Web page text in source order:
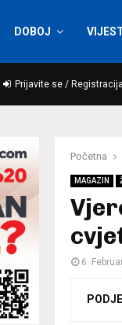
DOBOJ
Prijavite se / Registracija
Početna
MAGAZIN
6.